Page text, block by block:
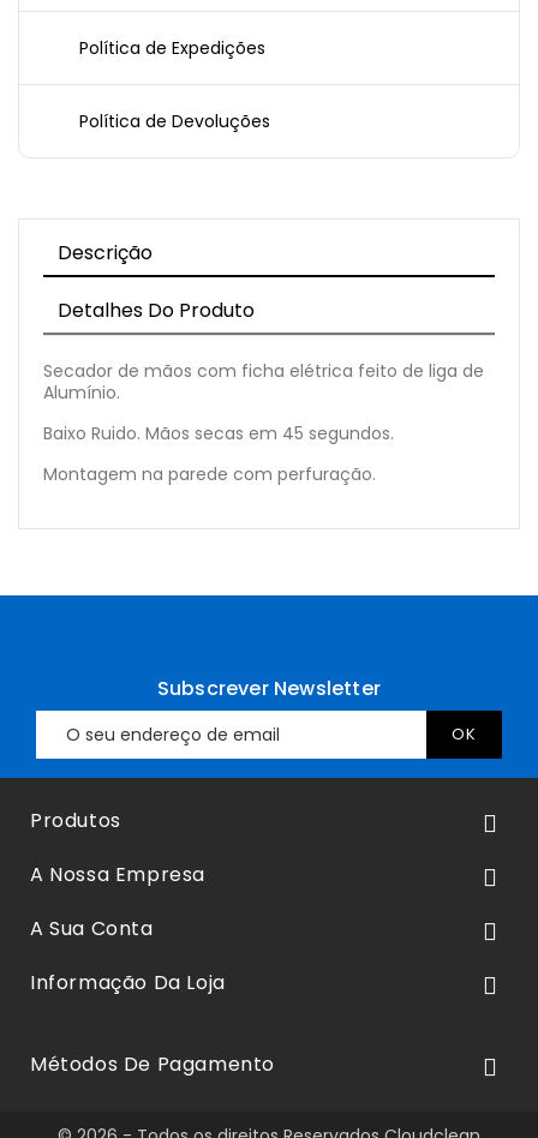
Política de Expedições
Política de Devoluções
Descrição
Detalhes Do Produto
Secador de mãos com ficha elétrica feito de liga de
Alumínio.
Baixo Ruido. Mãos secas em 45 segundos.
Montagem na parede com perfuração.
Subscrever Newsletter
Produtos 
A Nossa Empresa 
A Sua Conta 
Informação Da Loja 
Métodos De Pagamento 